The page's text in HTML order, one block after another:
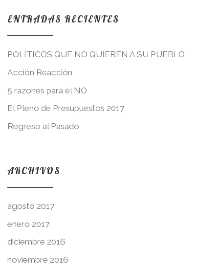
ENTRADAS RECIENTES
POLÍTICOS QUE NO QUIEREN A SU PUEBLO
Acción Reacción
5 razones para el NO
El Pleno de Presupuestos 2017
Regreso al Pasado
ARCHIVOS
agosto 2017
enero 2017
diciembre 2016
noviembre 2016